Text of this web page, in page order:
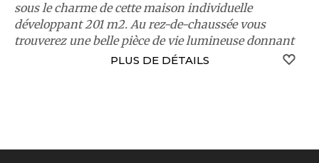
sous le charme de cette maison individuelle
développant 201 m2. Au rez-de-chaussée vous
trouverez une belle pièce de vie lumineuse donnant
PLUS DE DÉTAILS